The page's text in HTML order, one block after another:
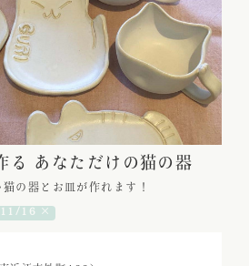
る あなただけの猫の器
の器とお皿が作れます！
11/16 ×